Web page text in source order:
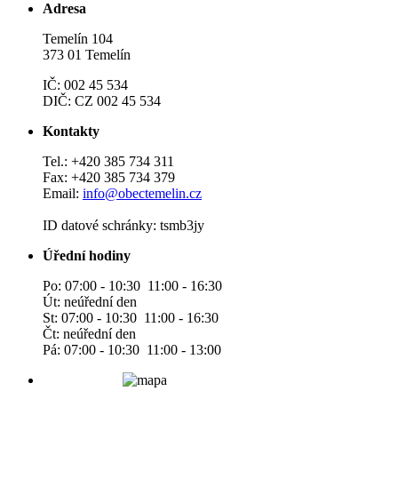
Adresa
Temelín 104
373 01 Temelín
IČ: 002 45 534
DIČ: CZ 002 45 534
Kontakty
Tel.: +420 385 734 311
Fax: +420 385 734 379
Email: info@obectemelin.cz
ID datové schránky: tsmb3jy
Úřední hodiny
Po: 07:00 - 10:30 11:00 - 16:30
Út: neúřední den
St: 07:00 - 10:30 11:00 - 16:30
Čt: neúřední den
Pá: 07:00 - 10:30 11:00 - 13:00